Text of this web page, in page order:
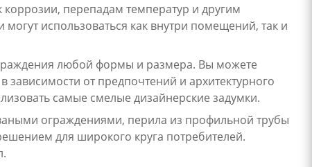
перепадам температур и другим
использоваться как внутри помещений, так и
любой формы и размера. Вы можете
от предпочтений и архитектурного
самые смелые дизайнерские задумки.
ограждениями, перила из профильной трубы
для широкого круга потребителей.